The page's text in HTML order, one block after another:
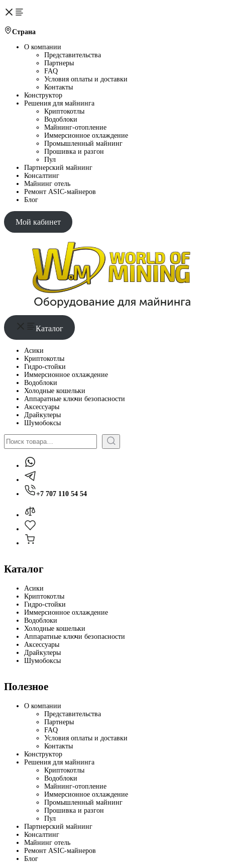
Страна
О компании
Представительства
Партнеры
FAQ
Условия оплаты и доставки
Контакты
Конструктор
Решения для майнинга
Криптокотлы
Водоблоки
Майнинг-отопление
Иммерсионное охлаждение
Промышленный майнинг
Прошивка и разгон
Пул
Партнерский майнинг
Консалтинг
Майнинг отель
Ремонт ASIC-майнеров
Блог
Мой кабинет
Каталог
Асики
Криптокотлы
Гидро-стойки
Иммерсионное охлаждение
Водоблоки
Холодные кошельки
Аппаратные ключи безопасности
Аксессуары
Драйкулеры
Шумобоксы
Поиск
+7 707 110 54 54
Каталог
Асики
Криптокотлы
Гидро-стойки
Иммерсионное охлаждение
Водоблоки
Холодные кошельки
Аппаратные ключи безопасности
Аксессуары
Драйкулеры
Шумобоксы
Полезное
О компании
Представительства
Партнеры
FAQ
Условия оплаты и доставки
Контакты
Конструктор
Решения для майнинга
Криптокотлы
Водоблоки
Майнинг-отопление
Иммерсионное охлаждение
Промышленный майнинг
Прошивка и разгон
Пул
Партнерский майнинг
Консалтинг
Майнинг отель
Ремонт ASIC-майнеров
Блог